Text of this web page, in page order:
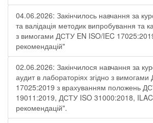
04.06.2026: Закінчилось навчання за
та валідація методик випробування та
з вимогами ДСТУ EN ISO/IEC
рекомендацій"
02.06.2026: Закінчилося навчання за
аудит в лабораторіях згідно з
17025:2019 з врахуванням положень
19011:2019, ДСТУ ISO 31000:2018,
рекомендацій".